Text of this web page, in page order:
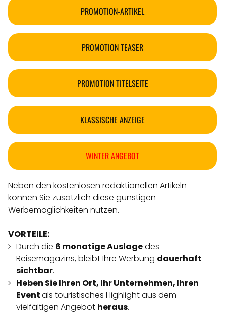
PROMOTION-ARTIKEL
PROMOTION TEASER
PROMOTION TITELSEITE
KLASSISCHE ANZEIGE
WINTER ANGEBOT
Neben den kostenlosen redaktionellen Artikeln
können Sie zusätzlich diese günstigen
Werbemöglichkeiten nutzen.
VORTEILE:
Durch die 6 monatige Auslagedes
Reisemagazins, bleibt Ihre Werbung dauerhaft
sichtbar.
Heben Sie Ihren Ort, Ihr Unternehmen, Ihren
Eventals touristisches Highlight aus dem
vielfältigen Angebot heraus.